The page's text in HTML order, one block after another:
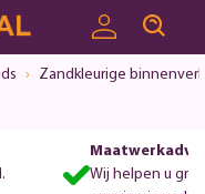
Zandkleurige
Wij helpen u